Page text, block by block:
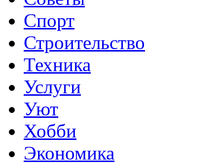
Спорт
Строительство
Техника
Услуги
Уют
Хобби
Экономика